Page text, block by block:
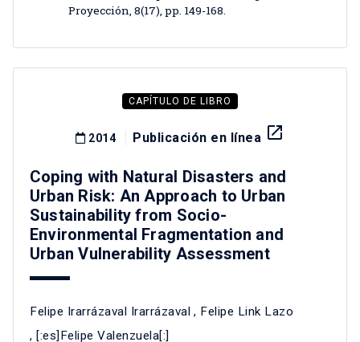
Proyección, 8(17), pp. 149-168.
CAPÍTULO DE LIBRO
2014 Publicación en línea launch
Coping with Natural Disasters and
Urban Risk: An Approach to Urban
Sustainability from Socio-
Environmental Fragmentation and
Urban Vulnerability Assessment
Felipe Irarrázaval Irarrázaval , Felipe Link Lazo
, [:es]Felipe Valenzuela[:]